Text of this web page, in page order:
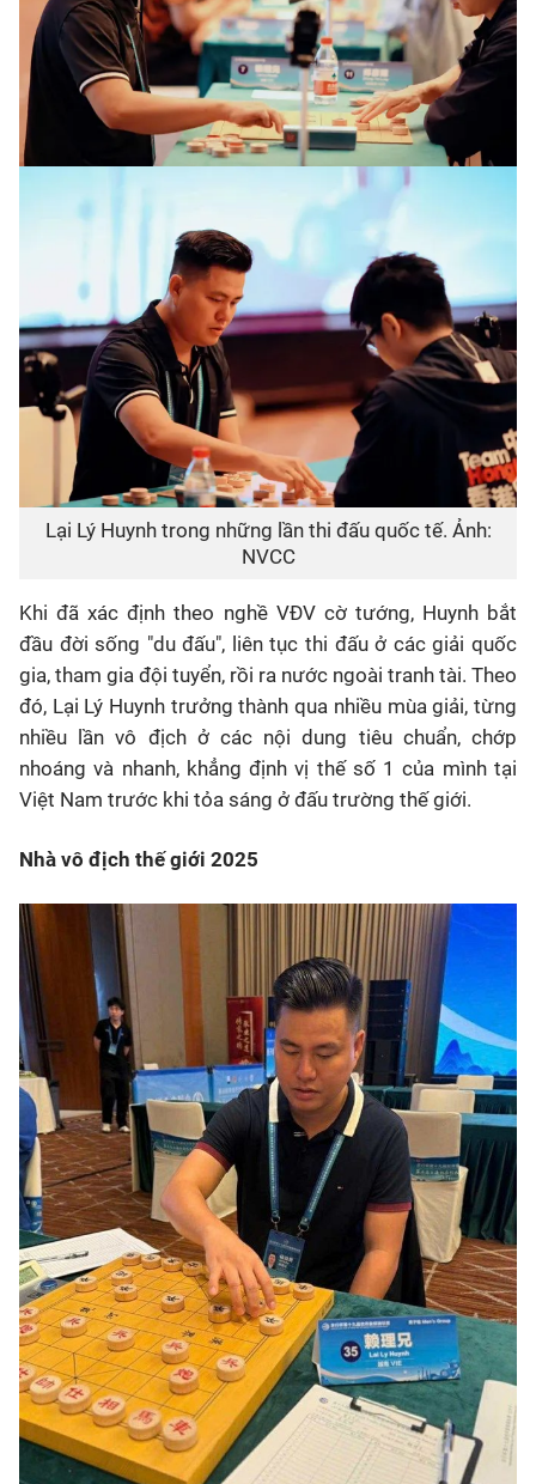
Lại Lý Huynh trong những lần thi đấu quốc tế. Ảnh:
NVCC
Khi đã xác định theo nghề VĐV cờ tướng, Huynh bắt
đầu đời sống "du đấu", liên tục thi đấu ở các giải quốc
gia, tham gia đội tuyển, rồi ra nước ngoài tranh tài. Theo
đó, Lại Lý Huynh trưởng thành qua nhiều mùa giải, từng
nhiều lần vô địch ở các nội dung tiêu chuẩn, chớp
nhoáng và nhanh, khẳng định vị thế số 1 của mình tại
Việt Nam trước khi tỏa sáng ở đấu trường thế giới.
Nhà vô địch thế giới 2025